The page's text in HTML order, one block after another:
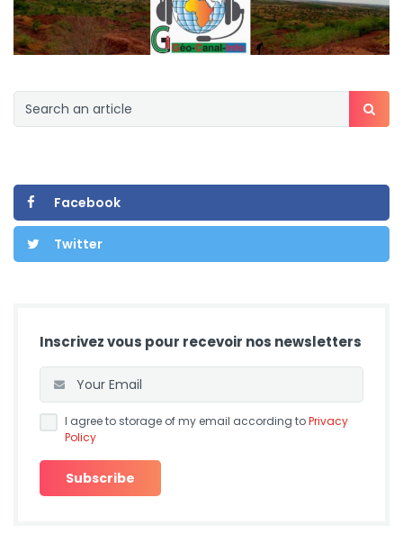
Facebook
Twitter
Inscrivez vous pour recevoir nos newsletters
I agree to storage of my email according toPrivacy
Policy